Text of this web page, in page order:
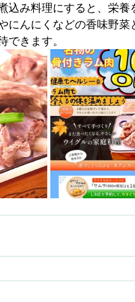
込み料理にすると、栄
にんにくなどの香味野菜
できます。